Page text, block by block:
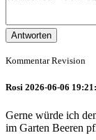
Antworten
Kommentar Revision
Rosi 2026-06-06
Gerne würde ich
im Garten Beeren